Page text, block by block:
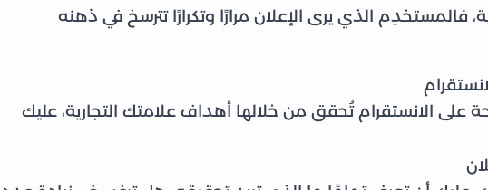
فالمستخدِم الذي يرى الإعلان مرارًا وتكرارًا تترسخ في ذهنه
على الانستقرام تُحقق من خلالها أهداف علامتك التجارية، عليك